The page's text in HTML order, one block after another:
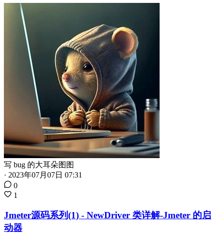
写 bug 的大耳朵图图
· 2023年07月07日 07:31
0
1
Jmeter源码系列(1) - NewDriver 类详解-Jmeter 的启
动器